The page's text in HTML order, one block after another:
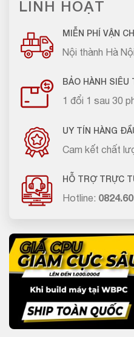
LINH HOẠT
MIỄN PHÍ VẬN
Nội thành Hà Nội
BẢO HÀNH SIÊU
1 đổi 1 sau 30
UY TÍN HÀNG
Cam kết chất
HỖ TRỢ TRỰC
Hotline: